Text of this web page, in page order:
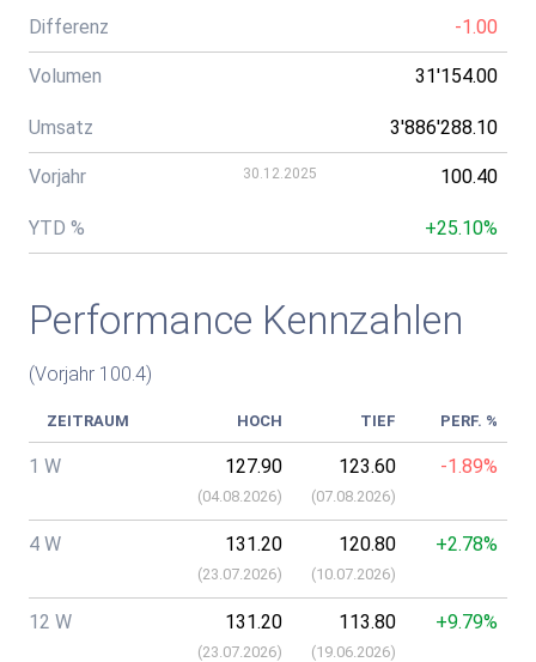
Differenz -1.00
Volumen 31'154.00
Umsatz 3'886'288.10
Vorjahr 30.12.2025 100.40
YTD % +25.10%
Performance Kennzahlen
(Vorjahr 100.4)
ZEITRAUM HOCH TIEF PERF. %
1 W 127.90
(04.08.2026)
123.60
(07.08.2026)
-1.89%
4 W 131.20
(23.07.2026)
120.80
(10.07.2026)
+2.78%
12 W 131.20
(23.07.2026)
113.80
(19.06.2026)
+9.79%